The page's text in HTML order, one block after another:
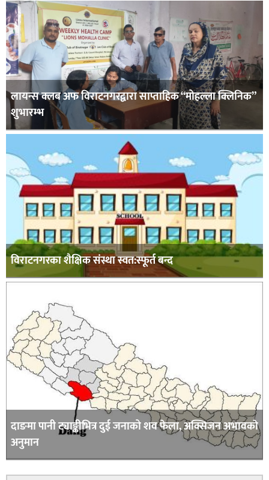
लायन्स क्लब अफ विराटनगरद्वारा साप्ताहिक “मोहल्ला क्लिनिक”
शुभारम्भ
विराटनगरका शैक्षिक संस्था स्वत:स्फूर्त बन्द
दाङमा पानी ट्याङ्कीभित्र दुई जनाको शव फेला, अक्सिजन अभावकाे
अनुमान